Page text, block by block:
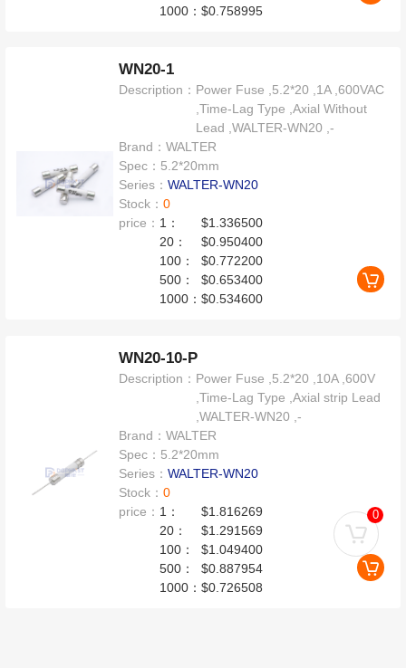
1000：$0.758995
WN20-1
Description： Power Fuse ,5.2*20 ,1A ,600VAC
,Time-Lag Type ,Axial Without
Lead ,WALTER-WN20 ,-
Brand：WALTER
Spec： 5.2*20mm
Series：WALTER-WN20
Stock：0
price： 1：
$1.336500
20：
$0.950400
100：
$0.772200
500：
$0.653400
1000：$0.534600
WN20-10-P
Description： Power Fuse ,5.2*20 ,10A ,600V
,Time-Lag Type ,Axial strip Lead
,WALTER-WN20 ,-
Brand：WALTER
Spec： 5.2*20mm
Series：WALTER-WN20
Stock：0
price： 1：
$1.816269
20：
$1.291569
100：
$1.049400
500：
$0.887954
1000：$0.726508
0